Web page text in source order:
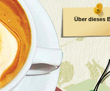
Über dieses